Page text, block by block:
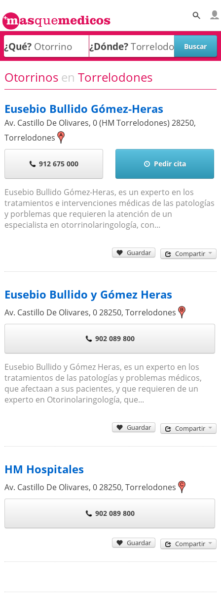
¿Qué? ¿Dónde?
Otorrinos en Torrelodones
Eusebio Bullido Gómez-Heras
Av. Castillo De Olivares, 0 (HM Torrelodones) 28250,
Torrelodones
912 675 000 Pedir cita
Eusebio Bullido Gómez-Heras, es un experto en los
tratamientos e intervenciones médicas de las patologías
y porblemas que requieren la atención de un
especialista en otorrinolaringología, con...
Guardar Compartir
Eusebio Bullido y Gómez Heras
Av. Castillo De Olivares, 028250, Torrelodones
902 089 800
Eusebio Bullido y Gómez Heras, es un experto en los
tratamientos de las patologías y problemas médicos,
que afectaan a sus pacientes, y que requieren de un
experto en Otorinolaringología, que...
Guardar Compartir
HM Hospitales
Av. Castillo De Olivares, 028250, Torrelodones
902 089 800
Guardar Compartir